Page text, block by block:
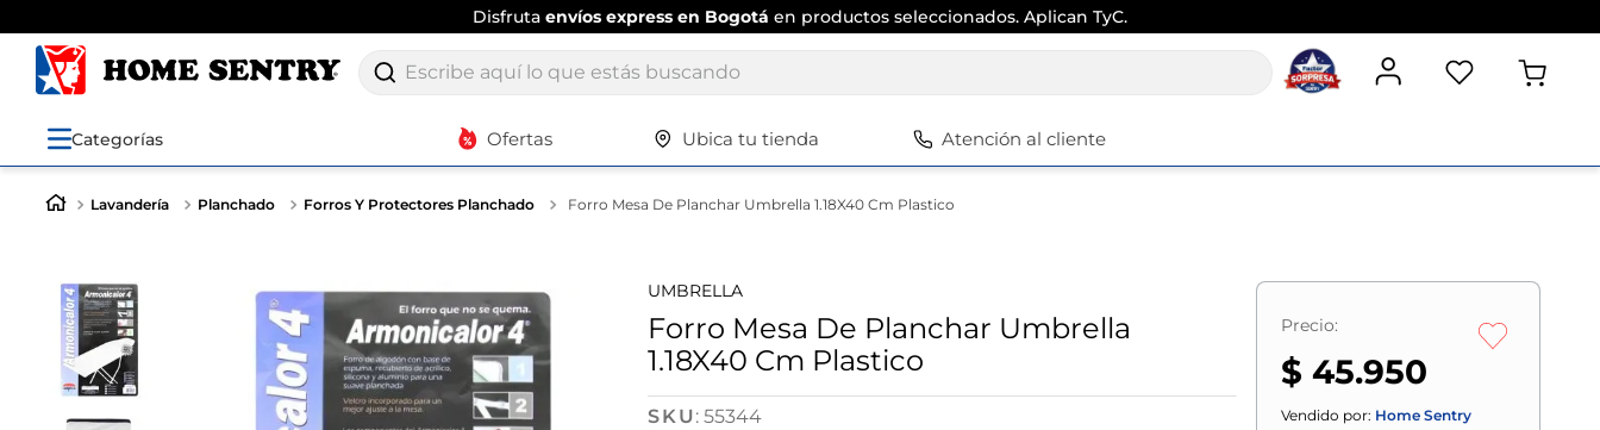
Disfruta envíos express en Bogotá en productos seleccionados. Aplican TyC.
Escribe aquí lo que estás buscando
Categorías Ofertas Ubica tu tienda Atención al cliente
Lavandería Planchado Forros Y Protectores Planchado Forro Mesa De Planchar Umbrella 1.18X40 Cm Plastico
UMBRELLA
Forro Mesa De Planchar Umbrella
1.18X40 Cm Plastico
:55344
Precio:
$ 45.950
Vendido por: Home Sentry
Términos más buscados
silla
closet
espejo